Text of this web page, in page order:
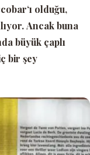
‘ı olduğu,
Ancak buna
büyük çaplı
bir şey